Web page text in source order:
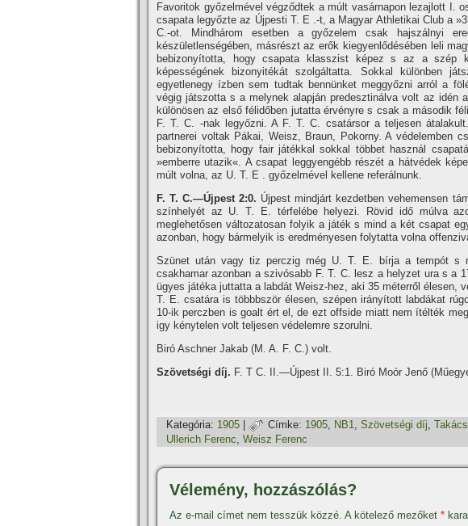
Favoritok győzelmével végződtek a múlt vasárnapon lezajlott I.
csapata legyőzte az Újpesti T. E .-t, a Magyar Athletikai Club a
C.-ot. Mindhárom esetben a győzelem csak hajszálnyi
készületlenségében, másrészt az erők kiegyenlődésében leli
bebizonyí­totta, hogy csapata klasszist képez s az a szép
képességének bizonyitékát szolgáltatta. Sokkal különben
egyetlenegy í­zben sem tudtak bennünket meggyőzni arról a
végig játszotta s a melynek alapján predesztinálva volt az idén
különösen az első félidőben jutatta érvényre s csak a második
F. T. C. -nak legyőzni. A F. T. C. csatársor a teljesen
partnerei voltak Pákai, Weisz, Braun, Pokorny. A
bebizonyí­totta, hogy fair játékkal sokkal többet használ
»emberre utazik«. A csapat leggyengébb részét a hátvédek
múlt volna, az U. T. E . győzelmével kellene referálnunk.
F. T. C.—Újpest 2:0. Újpest mindjárt kezdetben vehemensen
szí­nhelyét az U. T. E. térfelébe helyezi. Rövid idő múlva
meglehetősen változatosan folyik a játék s mind a két csapat
azonban, hogy bármelyik is eredményesen folytatta volna
Szünet után vagy tiz perczig még U. T. E. bí­rja a tempót s
csakhamar azonban a szivósabb F. T. C. lesz a helyzet ura s a
ügyes játéka juttatta a labdát Weisz-hez, aki 35 méterről élesen,
T. E. csatára is többbször élesen, szépen irányí­tott labdákat
10-ik perczben is goalt ért el, de ezt offside miatt nem í­télték
igy kénytelen volt teljesen védelemre szorulni.
Biró Aschner Jakab (M. A. F. C.) volt.
Szövetségi dí­j. F. T C. II.—Újpest II. 5:1. Biró Moór Jenő
Kategória: 1905 Címke: 1905, NB1, Szövetségi dí­j,
Ullerich Ferenc, Weisz Ferenc
Vélemény, hozzászólás?
Az e-mail címet nem tesszük közzé. A kötelező mezőket *